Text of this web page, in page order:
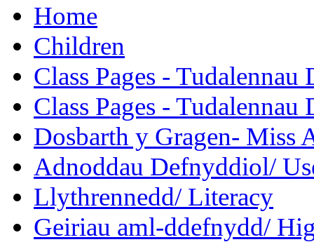
Home
Children
Class Pages - Tudalennau
Class Pages -
Dosbarth y Gragen- Miss
Adnoddau Defnyddiol/
Llythrennedd/ Literacy
Geiriau aml-ddefnydd/